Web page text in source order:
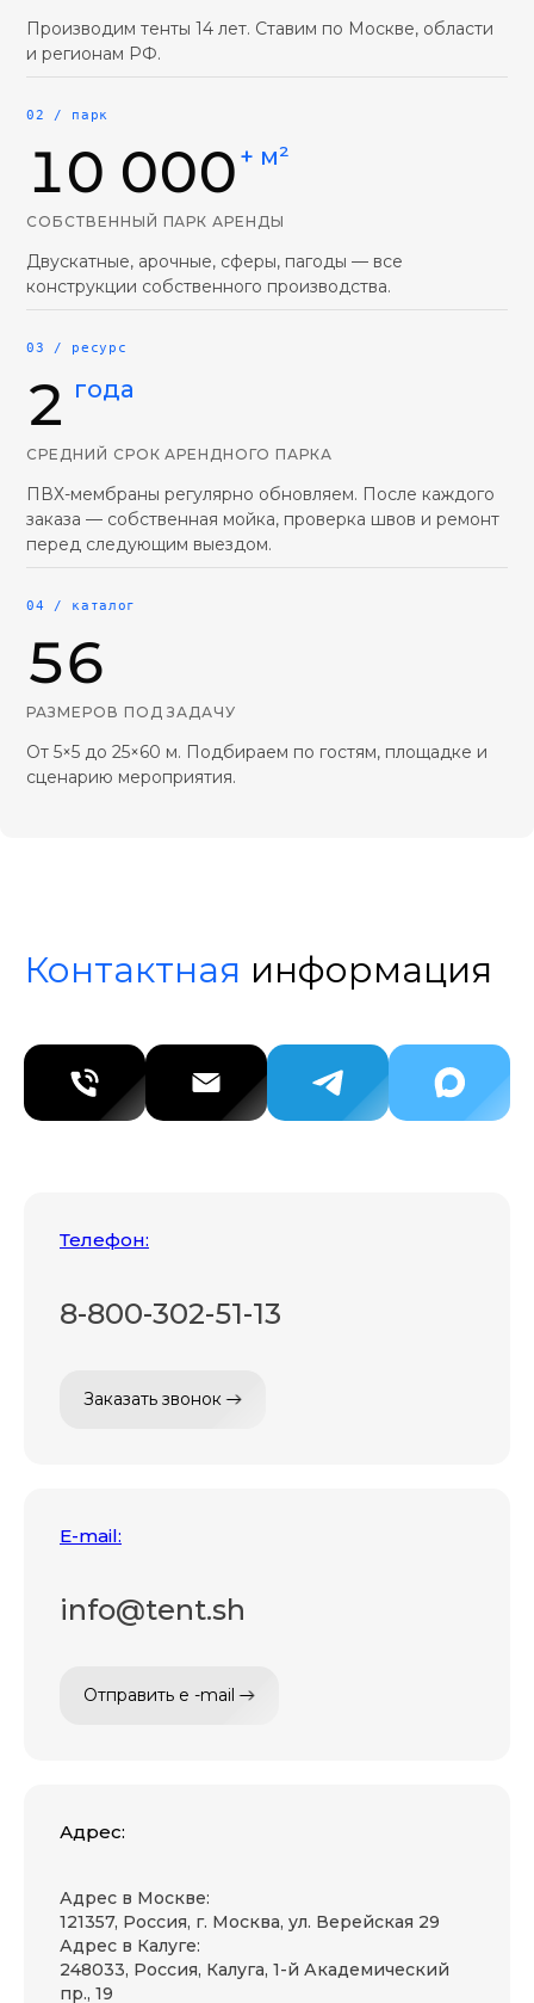
Производим тенты 14 лет. Ставим по Москве, области
и регионам РФ.
02 / парк
10 000 + м²
СОБСТВЕННЫЙ ПАРК АРЕНДЫ
Двускатные, арочные, сферы, пагоды — все
конструкции собственного производства.
03 / ресурс
2 года
СРЕДНИЙ СРОК АРЕНДНОГО ПАРКА
ПВХ-мембраны регулярно обновляем. После каждого
заказа — собственная мойка, проверка швов и ремонт
перед следующим выездом.
04 / каталог
56
РАЗМЕРОВ ПОД ЗАДАЧУ
От 5×5 до 25×60 м. Подбираем по гостям, площадке и
сценарию мероприятия.
Контактная информация
Телефон:
8-800-302-51-13
Заказать звонок
E-mail:
info@tent.sh
Отправить e -mail
Адрес:
Адрес в Москве:
121357, Россия, г. Москва, ул. Верейская 29
Адрес в Калуге:
248033, Россия, Калуга, 1-й Академический
пр., 19